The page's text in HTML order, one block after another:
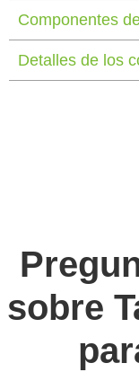
Componentes
Detalles de los
sobre